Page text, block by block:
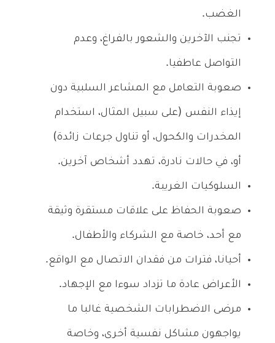
الغضب.
تجنب الآخرين والشعور بالفراغ، وعدم
التواصل عاطفيا.
صعوبة التعامل مع المشاعر السلبية دون
إيذاء النفس (على سبيل المثال، استخدام
المخدرات والكحول، أو تناول جرعات زائدة)
أو، في حالات نادرة، تهدد أشخاص آخرين.
السلوكيات الغريبة.
صعوبة الحفاظ على علاقات مستقرة وثيقة
مع أحد، خاصة مع الشركاء والأطفال.
أحيانا، فترات من فقدان الاتصال مع الواقع.
الأعراض عادة ما تزداد سوءا مع الإجهاد.
مرضى الاضطرابات الشخصية غالبا ما
يواجهون مشاكل نفسية أخرى، وخاصة